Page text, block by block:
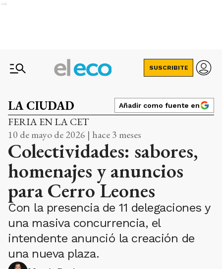
Ads
SUSCRIBITE
LA CIUDAD Añadir como fuente en
FERIA EN LA CET
10 de mayo de 2026 | hace 3 meses
Colectividades: sabores,
homenajes y anuncios
para Cerro Leones
Con la presencia de 11 delegaciones y
una masiva concurrencia, el
intendente anunció la creación de
una nueva plaza.